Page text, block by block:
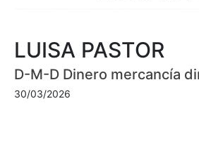
LUISA PASTOR
D-M-D Dinero mercancía
30/03/2026